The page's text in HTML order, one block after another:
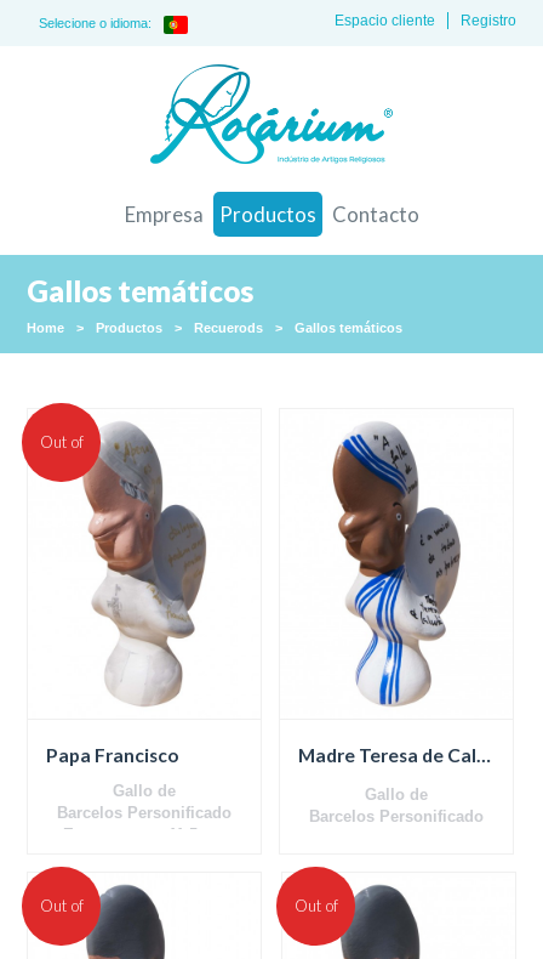
Selecione o idioma: Registro
Espacio cliente
Empresa Productos Contacto
Gallos temáticos
Home > Productos > Recuerods > Gallos temáticos
Out of
Papa Francisco
Gallo de
Barcelos Personificado
En terracota - 11,5 cm
Madre Teresa de Calcuta
Gallo de
Barcelos Personificado
Out of Out of